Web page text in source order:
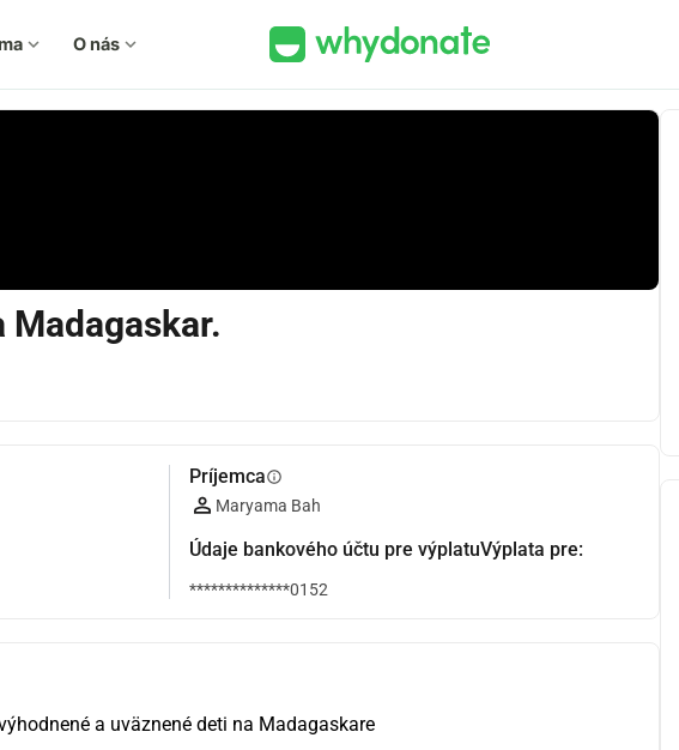
expand_more O nás expand_more
Príjemcainfo
Maryama Bah
Údaje bankového účtu pre výplatuVýplata pre:
**************0152
a uväznené deti na Madagaskare